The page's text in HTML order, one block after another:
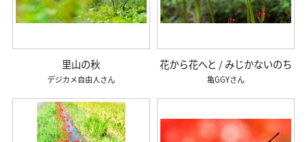
里山の秋
デジカメ自由人
花から花へと / みじかないのち
亀GGY